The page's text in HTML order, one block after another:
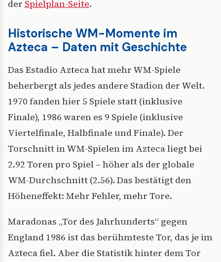
der Spielplan-Seite.
Historische WM-Momente im
Azteca – Daten mit Geschichte
Das Estadio Azteca hat mehr WM-Spiele
beherbergt als jedes andere Stadion der Welt.
1970 fanden hier 5 Spiele statt (inklusive
Finale), 1986 waren es 9 Spiele (inklusive
Viertelfinale, Halbfinale und Finale). Der
Torschnitt in WM-Spielen im Azteca liegt bei
2.92 Toren pro Spiel – höher als der globale
WM-Durchschnitt (2.56). Das bestätigt den
Höheneffekt: Mehr Fehler, mehr Tore.
Maradonas „Tor des Jahrhunderts“ gegen
England 1986 ist das berühmteste Tor, das je im
Azteca fiel. Aber die Statistik hinter dem Tor